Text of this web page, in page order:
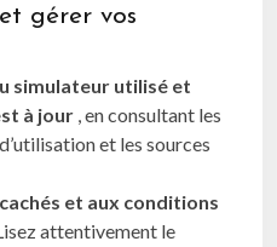
gérer vos
simulateur utilisé et
à jour , en consultant les
et les sources
et aux conditions
attentivement le